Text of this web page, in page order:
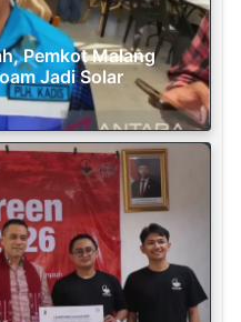
Pemkot Malang
Jadi Solar